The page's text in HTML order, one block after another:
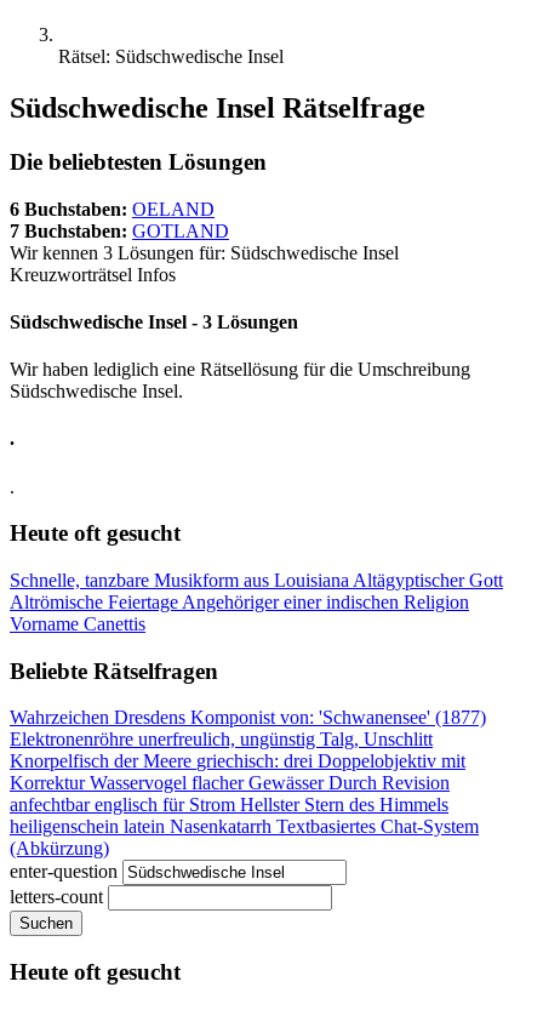
Rätsel: Südschwedische Insel
Südschwedische Insel Rätselfrage
Die beliebtesten Lösungen
6 Buchstaben: OELAND
7 Buchstaben: GOTLAND
Wir kennen 3 Lösungen für: Südschwedische Insel
Kreuzworträtsel Infos
Südschwedische Insel - 3 Lösungen
Wir haben lediglich eine Rätsellösung für die Umschreibung
Südschwedische Insel.
.
.
Heute oft gesucht
Schnelle, tanzbare Musikform aus Louisiana Altägyptischer Gott
Altrömische Feiertage Angehöriger einer indischen Religion
Vorname Canettis
Beliebte Rätselfragen
Wahrzeichen Dresdens Komponist von: 'Schwanensee' (1877)
Elektronenröhre unerfreulich, ungünstig Talg, Unschlitt
Knorpelfisch der Meere griechisch: drei Doppelobjektiv mit
KorrekturWasservogel flacher GewässerDurch Revision
anfechtbarenglisch für Strom Hellster Stern des Himmels
heiligenschein latein Nasenkatarrh Textbasiertes Chat-System
(Abkürzung)
enter-question
letters-count
Suchen
Heute oft gesucht